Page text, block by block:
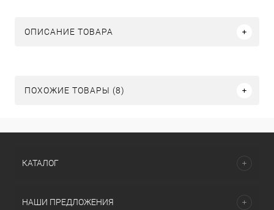
ОПИСАНИЕ ТОВАРА
ПОХОЖИЕ ТОВАРЫ (8)
КАТАЛОГ
НАШИ ПРЕДЛОЖЕНИЯ